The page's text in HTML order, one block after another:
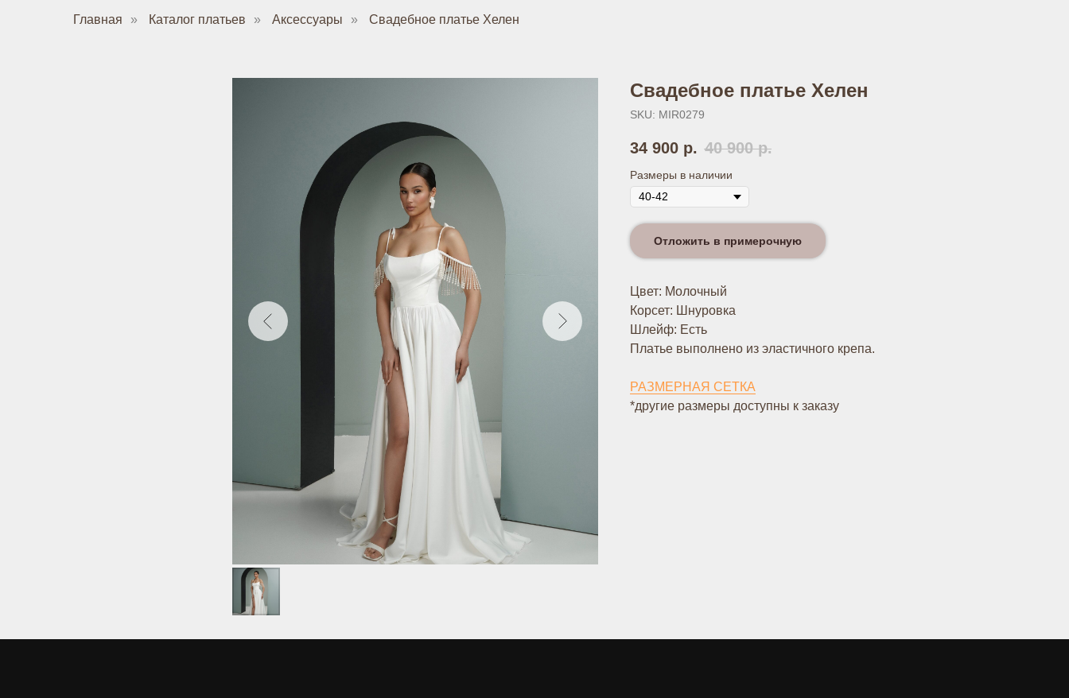
Главная » Каталог платьев » Аксессуары » Свадебное платье Хелен
Свадебное платье Хелен
SKU: MIR0279
34 900 р. 40 900 р.
Размеры в наличии
Отложить в примерочную
Цвет: Молочный
Корсет: Шнуровка
Шлейф: Есть
Платье выполнено из эластичного крепа.
РАЗМЕРНАЯ СЕТКА
*другие размеры доступны к заказу